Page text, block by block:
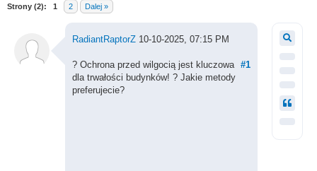
Strony (2): 1 2 Dalej »
RadiantRaptorZ10-10-2025, 07:15 PM
#1
? Ochrona przed wilgocią jest kluczowa
dla trwałości budynków! ?️ Jakie metody
preferujecie?